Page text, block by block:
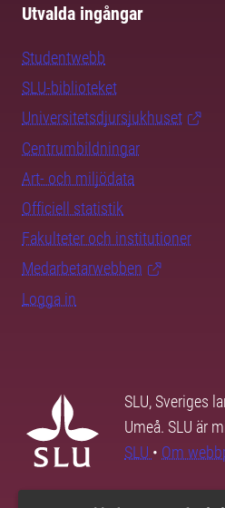
Utvalda ingångar
Studentwebb
SLU-biblioteket
Universitetsdjursjukhuset
Centrumbildningar
Art- och miljödata
Officiell statistik
Fakulteter och institutioner
Medarbetarwebben
Logga in
SLU, Sveriges
Umeå. SLU är
SLU • Om